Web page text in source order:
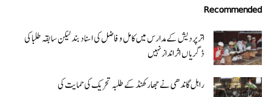
Recommended
اتر پردیش کےمدارس میں کامل و فاضل کی اسناد بند لیکن سابقہ طلبا کی
ڈگریا ں اثرانداز نہیں
راہل گاندھی نے جھارکھنڈ کے طلبہ تحریک کی حمایت کی